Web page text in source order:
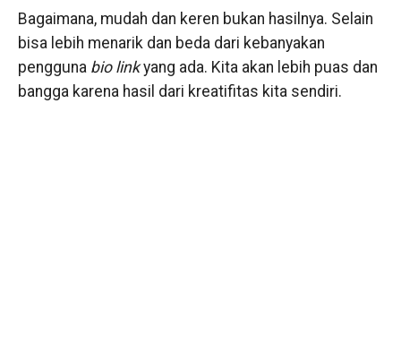
Bagaimana, mudah dan keren bukan hasilnya. Selain
bisa lebih menarik dan beda dari kebanyakan
pengguna bio linkyang ada. Kita akan lebih puas dan
bangga karena hasil dari kreatifitas kita sendiri.